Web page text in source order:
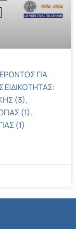
ΓΙΑ
ΕΙΔΙΚΟΤΗΤΑΣ:
(3),
(1),
(1)